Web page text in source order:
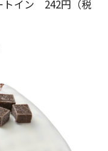
トイン 242円（税